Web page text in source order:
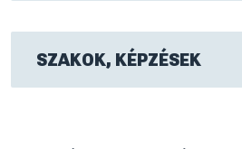
SZAKOK, KÉPZÉSEK